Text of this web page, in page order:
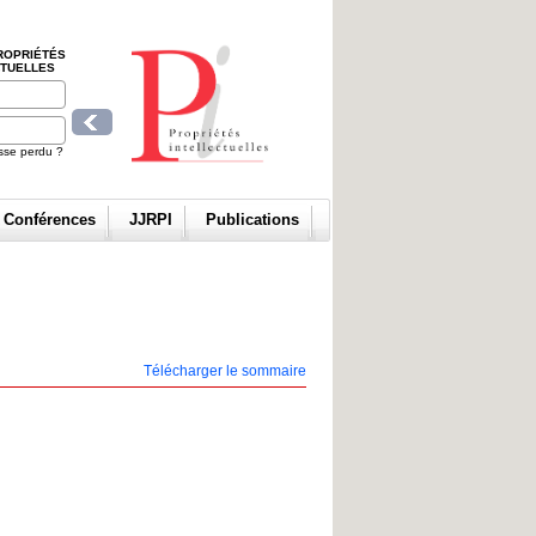
perdu ?
JJRPI Publications
Télécharger le sommaire